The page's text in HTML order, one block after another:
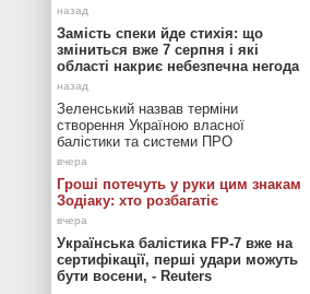
Замість спеки йде стихія: що
зміниться вже 7 серпня і які
області накриє небезпечна негода
Зеленський назвав терміни
створення Україною власної
балістики та системи ПРО
Гроші потечуть у руки цим знакам
Зодіаку: хто розбагатіє
Українська балістика FP-7 вже на
сертифікації, перші удари можуть
бути восени, - Reuters